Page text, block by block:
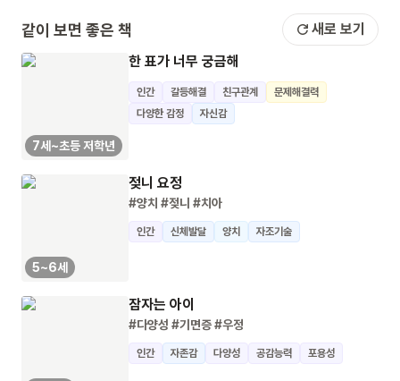
같이 보면 좋은 책 새로 보기
7세~초등 저학년
한 표가 너무 궁금해
인간 갈등해결 친구관계
문제해결력
다양한 감정
자신감
5~6세
젖니 요정
#양치 #젖니 #치아
인간 신체발달 양치 자조기술
잠자는 아이
#다양성 #기면증#우정
인간 자존감 다양성 공감능력 포용성